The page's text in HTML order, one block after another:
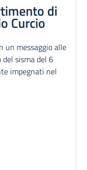
di
Curcio
un messaggio alle
sisma del 6
impegnati nel